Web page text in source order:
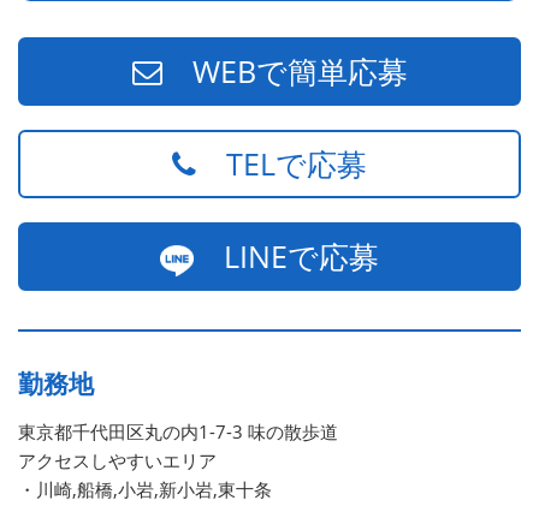
WEBで簡単応募
TELで応募
LINEで応募
勤務地
東京都千代田区丸の内1-7-3 味の散歩道
アクセスしやすいエリア
・川崎,船橋,小岩,新小岩,東十条